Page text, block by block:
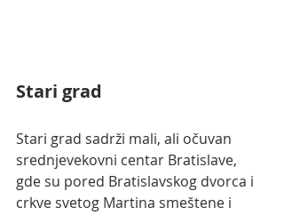
Stari grad
Stari grad sadrži mali, ali očuvan
srednjevekovni centar Bratislave,
gde su pored Bratislavskog dvorca i
crkve svetog Martina smeštene i